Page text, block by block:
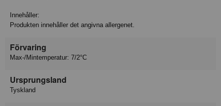
Innehåller:
Produkten innehåller det angivna allergenet.
Förvaring
Max-/Mintemperatur: 7/2°C
Ursprungsland
Tyskland